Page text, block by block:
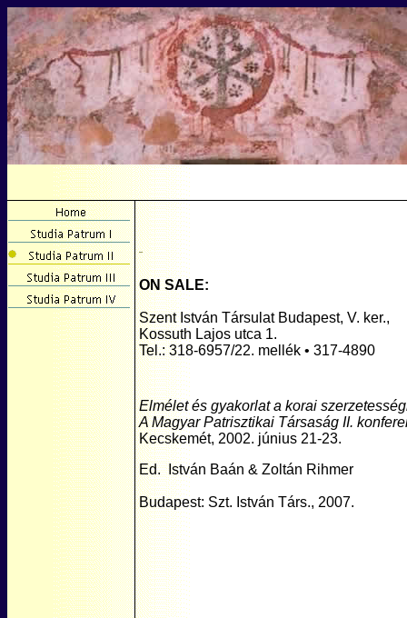
ON SALE:
Szent István Társulat Budapest, V. ker.,
Kossuth Lajos utca 1.
Tel.: 318-6957/22. mellék • 317-4890
Elmélet és gyakorlat a korai
A Magyar Patrisztikai Társaság II.
Kecskemét, 2002. június 21-23.
Ed. István Baán & Zoltán Rihmer
Budapest: Szt. István Társ., 2007.